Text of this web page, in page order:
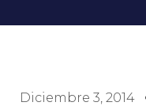
Diciembre 3, 2014